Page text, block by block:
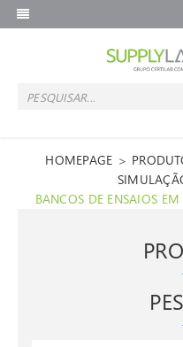
HOMEPAGE >
BANCOS DE ENSAIOS